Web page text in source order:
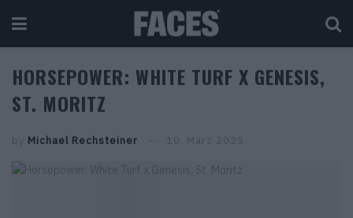
HORSEPOWER: WHITE TURF X GENESIS,
ST. MORITZ
by Michael Rechsteiner 10. März 2025